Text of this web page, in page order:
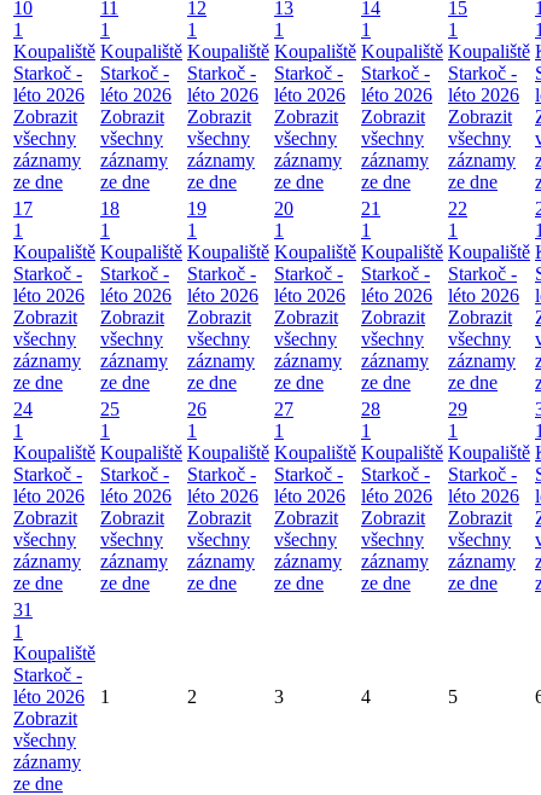
10
1
Koupaliště
Starkoč -
léto 2026
Zobrazit
všechny
záznamy
ze dne
11
1
Koupaliště
Starkoč -
léto 2026
Zobrazit
všechny
záznamy
ze dne
12
1
Koupaliště
Starkoč -
léto 2026
Zobrazit
všechny
záznamy
ze dne
13
1
Koupaliště
Starkoč -
léto 2026
Zobrazit
všechny
záznamy
ze dne
14
1
Koupaliště
Starkoč -
léto 2026
Zobrazit
všechny
záznamy
ze dne
15
1
Koupaliště
Starkoč -
léto 2026
Zobrazit
všechny
záznamy
ze dne
17
1
Koupaliště
Starkoč -
léto 2026
Zobrazit
všechny
záznamy
ze dne
18
1
Koupaliště
Starkoč -
léto 2026
Zobrazit
všechny
záznamy
ze dne
19
1
Koupaliště
Starkoč -
léto 2026
Zobrazit
všechny
záznamy
ze dne
20
1
Koupaliště
Starkoč -
léto 2026
Zobrazit
všechny
záznamy
ze dne
21
1
Koupaliště
Starkoč -
léto 2026
Zobrazit
všechny
záznamy
ze dne
22
1
Koupaliště
Starkoč -
léto 2026
Zobrazit
všechny
záznamy
ze dne
24
1
Koupaliště
Starkoč -
léto 2026
Zobrazit
všechny
záznamy
ze dne
25
1
Koupaliště
Starkoč -
léto 2026
Zobrazit
všechny
záznamy
ze dne
26
1
Koupaliště
Starkoč -
léto 2026
Zobrazit
všechny
záznamy
ze dne
27
1
Koupaliště
Starkoč -
léto 2026
Zobrazit
všechny
záznamy
ze dne
28
1
Koupaliště
Starkoč -
léto 2026
Zobrazit
všechny
záznamy
ze dne
29
1
Koupaliště
Starkoč -
léto 2026
Zobrazit
všechny
záznamy
ze dne
31
1
Koupaliště
Starkoč -
léto 2026
Zobrazit
všechny
záznamy
ze dne
1 2 3 4 5